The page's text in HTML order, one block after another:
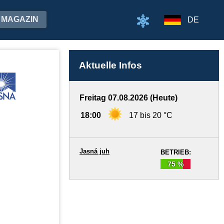
MAGAZIN DE
Aktuelle Infos
Freitag 07.08.2026 (Heute)
18:00 17 bis 20 °C
BETRIEB:
75 %
Jasná juh